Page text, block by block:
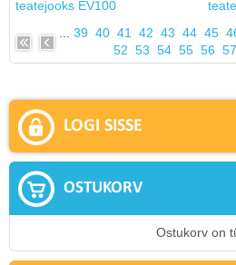
39 40 41 42 43 44 45
52 53 54 55 56 57
LOGI SISSE
OSTUKORV
Ostukorv on